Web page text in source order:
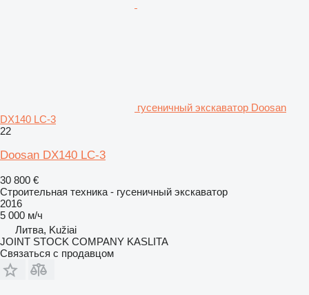
гусеничный экскаватор Doosan
DX140 LC-3
22
Doosan DX140 LC-3
30 800 €
Строительная техника - гусеничный экскаватор
2016
5 000 м/ч
Литва, Kužiai
JOINT STOCK COMPANY KASLITA
Связаться с продавцом